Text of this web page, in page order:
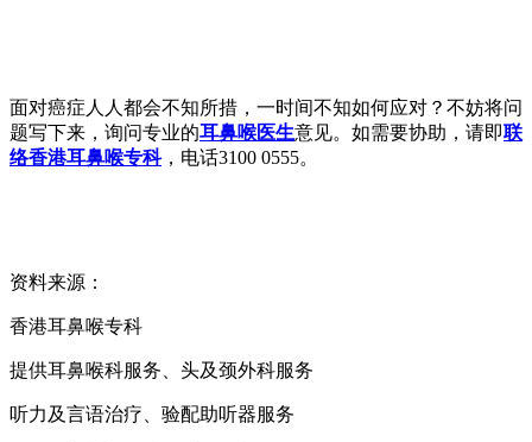
面对癌症人人都会不知所措，一时间不知如何应对？不妨将问
题写下来，询问专业的耳鼻喉医生意见。如需要协助，请即联
络香港耳鼻喉专科，电话3100 0555。
资料来源：
香港耳鼻喉专科
提供耳鼻喉科服务、头及颈外科服务
听力及言语治疗、验配助听器服务